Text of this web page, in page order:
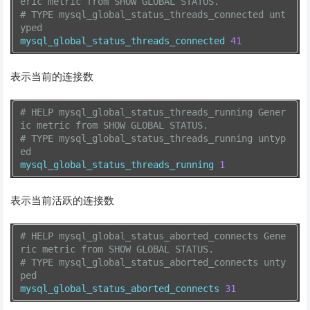
# TYPE mysql_global_status_threads_connected unt
yped
mysql_global_status_threads_connected 41
表示当前的连接数
# HELP mysql_global_status_threads_running Gener
ic metric from SHOW GLOBAL STATUS.
# TYPE mysql_global_status_threads_running untyp
ed
mysql_global_status_threads_running 1
表示当前活跃的连接数
# HELP mysql_global_status_aborted_connects Gene
ric metric from SHOW GLOBAL STATUS.
# TYPE mysql_global_status_aborted_connects unty
ped
mysql_global_status_aborted_connects 31